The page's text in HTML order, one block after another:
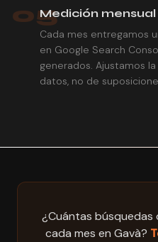
05Medición
Cada mes entregamos
en Google Search
generados. Ajustamos
datos, no de
¿Cuántas búsquedas
cada mes en Gavà?